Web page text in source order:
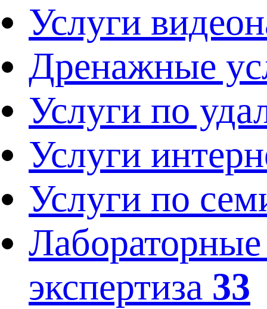
Услуги
Дренажные
Услуги по
Услуги
Услуги по
Лабораторные
экспертиза 33